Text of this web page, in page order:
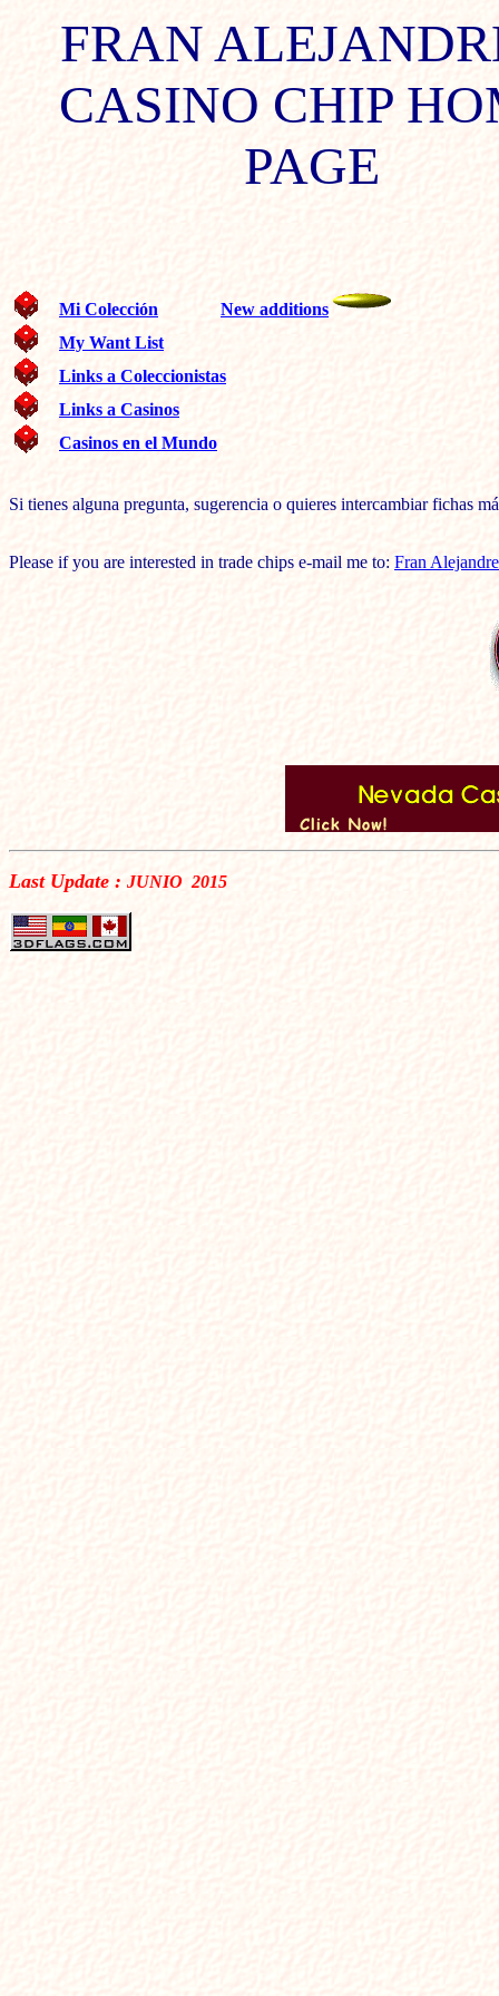
FRAN
CASINO CHIP
PAGE
New additions
Mi Colección
My Want List
Links a Coleccionistas
Links a Casinos
Casinos en el Mundo
Si tienes alguna pregunta, sugerencia o quieres intercambiar fichas
Please if you are interested in trade chips e-mail me to: Fran Alejandre
Last Update : JUNIO 2015